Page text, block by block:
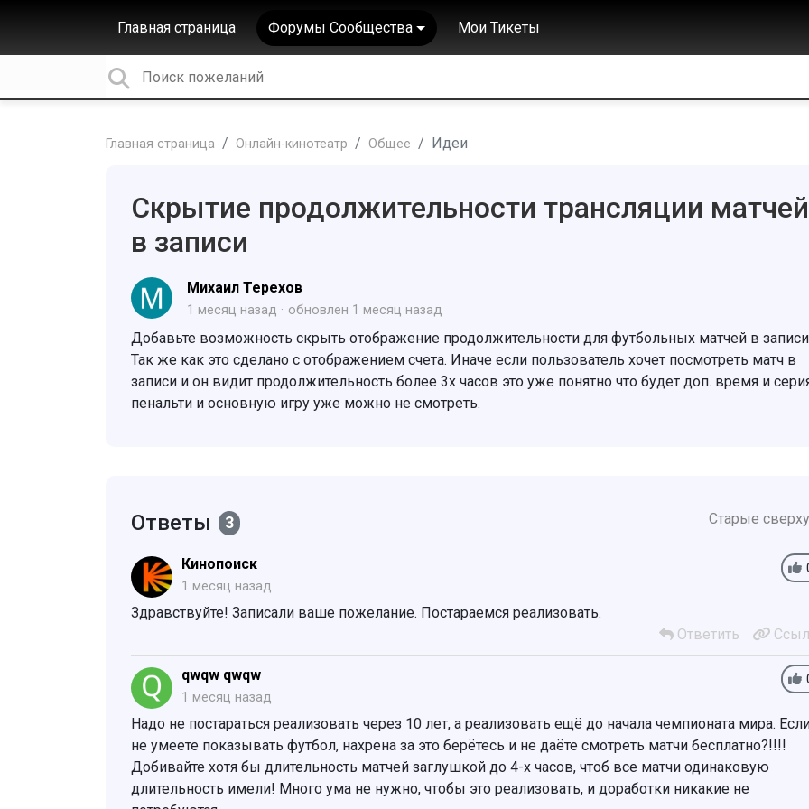
Главная страница Форумы Сообщества Мои Тикеты
Главная страница Онлайн-кинотеатр Общее Идеи
Скрытие продолжительности трансляции матчей
в записи
Михаил Терехов
1 месяц назад обновлен 1 месяц назад
Добавьте возможность скрыть отображение продолжительности для футбольных матчей в
Так же как это сделано с отображением счета. Иначе если пользователь хочет посмотреть матч в
записи и он видит продолжительность более 3х часов это уже понятно что будет доп. время и
пенальти и основную игру уже можно не смотреть.
Ответы 3 Старые сверху
Кинопоиск
1 месяц назад
Здравствуйте! Записали ваше пожелание. Постараемся реализовать.
Ответить
qwqw qwqw
1 месяц назад
Надо не постараться реализовать через 10 лет, а реализовать ещё до начала чемпионата мира.
не умеете показывать футбол, нахрена за это берётесь и не даёте смотреть матчи бесплатно?!!!!
Добивайте хотя бы длительность матчей заглушкой до 4-х часов, чтоб все матчи одинаковую
длительность имели! Много ума не нужно, чтобы это реализовать, и доработки никакие не